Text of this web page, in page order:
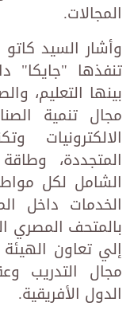
المجالات.
وأشار السيد
تنفذها
بينها التعليم،
مجال تنمية
الالكترونيات
المتجددة،
الشامل لكل
الخدمات داخل
بالمتحف المصري
إلي تعاون
مجال التدريب
الدول الأفريقية.